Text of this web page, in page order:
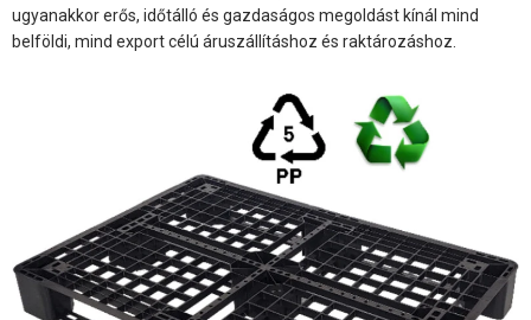
ugyanakkor erős, időtálló és gazdaságos megoldást kínál mind
belföldi, mind export célú áruszállításhoz és raktározáshoz.